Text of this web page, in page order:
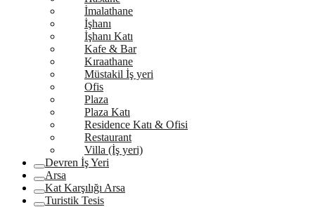
İmalathane
İşhanı
İşhanı Katı
Kafe & Bar
Kıraathane
Müstakil İş yeri
Ofis
Plaza
Plaza Katı
Residence Katı & Ofisi
Restaurant
Villa (İş yeri)
Devren İş Yeri
Arsa
Kat Karşılığı Arsa
Turistik Tesis